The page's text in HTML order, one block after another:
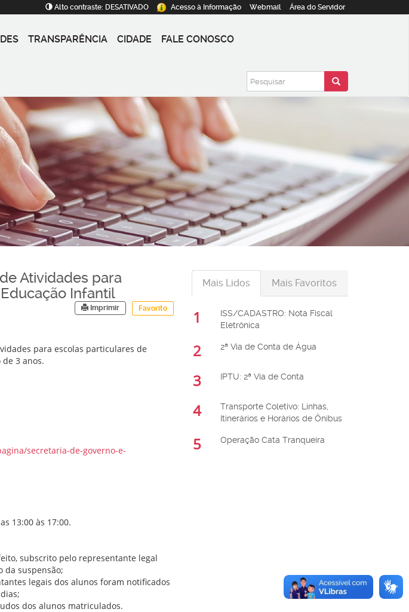
Alto contraste: DESATIVADO Acesso à Informação Webmail Área do Servidor
TRANSPARÊNCIA CIDADE FALE CONOSCO
Atividades para
Infantil
Favorito
Imprimir
para escolas particulares de
3 anos.
secretaria-de-governo-e-
13:00 às 17:00.
subscrito pelo representante legal
da suspensão;
legais dos alunos foram notificados
dos alunos matriculados.
Mais Lidos Mais Favoritos
1
ISS/CADASTRO: Nota Fiscal
Eletrônica
2 2ª Via de Conta de Água
3 IPTU: 2ª Via de Conta
4
Transporte Coletivo: Linhas,
Itinerários e Horários de Ônibus
5 Operação Cata Tranqueira